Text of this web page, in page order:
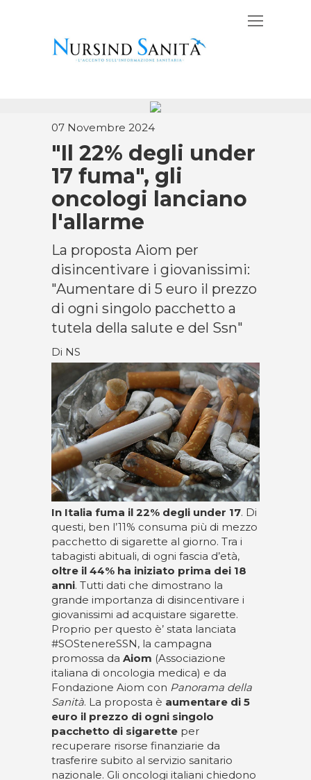
07 Novembre 2024
"Il 22% degli under
17 fuma", gli
oncologi lanciano
l'allarme
La proposta Aiom per
disincentivare i giovanissimi:
"Aumentare di 5 euro il prezzo
di ogni singolo pacchetto a
tutela della salute e del Ssn"
Di NS
In Italia fuma il 22% degli under 17. Di
questi, ben l’11% consuma più di mezzo
pacchetto di sigarette al giorno. Tra i
tabagisti abituali, di ogni fascia d’età,
oltre il 44% ha iniziato prima dei 18
anni. Tutti dati che dimostrano la
grande importanza di disincentivare i
giovanissimi ad acquistare sigarette.
Proprio per questo è’ stata lanciata
#SOStenereSSN, la campagna
promossa da Aiom (Associazione
italiana di oncologia medica) e da
Fondazione Aiom con Panorama della
Sanità. La proposta è aumentare di 5
euro il prezzo di ogni singolo
pacchetto di sigarette per
recuperare risorse finanziarie da
trasferire subito al servizio sanitario
nazionale. Gli oncologi italiani chiedono